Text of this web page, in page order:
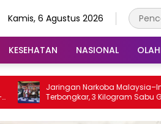
Kamis, 6 Agustus 2026
KESEHATAN NASIONAL
Jaringan Narkoba Malaysia–Indonesia
Terbongkar, 3 Kilogram Sabu Gagal
Masuk Jambi Lewat Tanjungpinang